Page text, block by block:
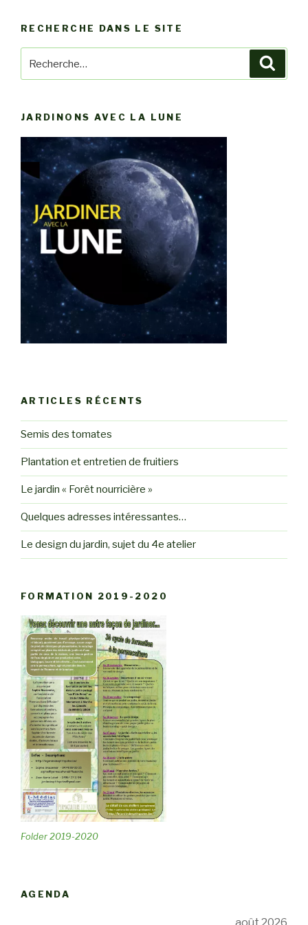
RECHERCHE DANS LE SITE
JARDINONS AVEC LA LUNE
ARTICLES RÉCENTS
Semis des tomates
Plantation et entretien de fruitiers
Le jardin « Forêt nourricière »
Quelques adresses intéressantes…
Le design du jardin, sujet du 4e atelier
FORMATION 2019-2020
Folder 2019-2020
AGENDA
août 2026